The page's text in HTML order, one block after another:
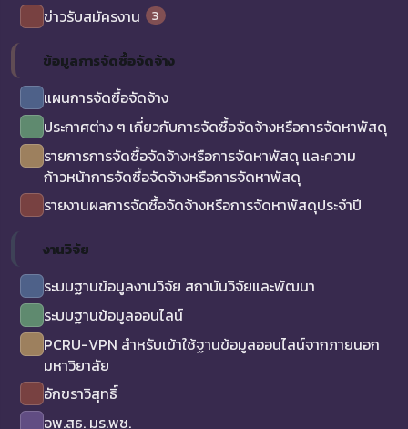
ข่าวรับสมัครงาน
3
ข้อมูลการจัดซื้อจัดจ้าง
แผนการจัดซื้อจัดจ้าง
ประกาศต่าง ๆ เกี่ยวกับการจัดซื้อจัดจ้างหรือการจัดหาพัสดุ
รายการการจัดซื้อจัดจ้างหรือการจัดหาพัสดุ และความ
ก้าวหน้าการจัดซื้อจัดจ้างหรือการจัดหาพัสดุ
รายงานผลการจัดซื้อจัดจ้างหรือการจัดหาพัสดุประจำปี
งานวิจัย
ระบบฐานข้อมูลงานวิจัย สถาบันวิจัยและพัฒนา
ระบบฐานข้อมูลออนไลน์
PCRU-VPN สำหรับเข้าใช้ฐานข้อมูลออนไลน์จากภายนอก
มหาวิยาลัย
อักขราวิสุทธิ์
อพ.สธ. มร.พช.